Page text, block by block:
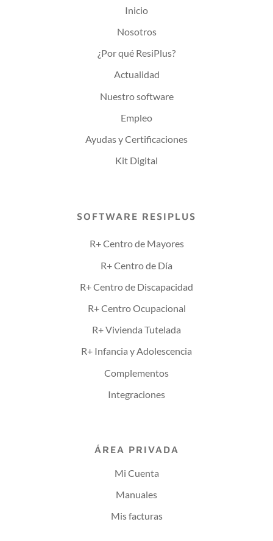
Inicio
Nosotros
¿Por qué ResiPlus?
Actualidad
Nuestro software
Empleo
Ayudas y Certificaciones
Kit Digital
SOFTWARE RESIPLUS
R+ Centro de Mayores
R+ Centro de Día
R+ Centro de Discapacidad
R+ Centro Ocupacional
R+ Vivienda Tutelada
R+ Infancia y Adolescencia
Complementos
Integraciones
ÁREA PRIVADA
Mi Cuenta
Manuales
Mis facturas